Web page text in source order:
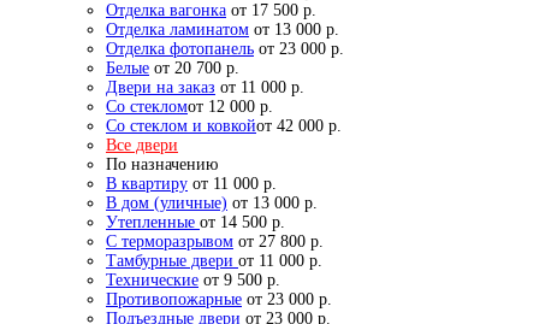
Отделка вагонка от 17 500 р.
Отделка ламинатом от 13 000 р.
Отделка фотопанель от 23 000 р.
Белые от 20 700 р.
Двери на заказ от 11 000 р.
Со стекломот 12 000 р.
Со стеклом и ковкойот 42 000 р.
Все двери
По назначению
В квартиру от 11 000 р.
В дом (уличные) от 13 000 р.
Утепленные от 14 500 р.
С терморазрывом от 27 800 р.
Тамбурные двери от 11 000 р.
Технические от 9 500 р.
Противопожарные от 23 000 р.
Подъездные двери от 23 000 р.